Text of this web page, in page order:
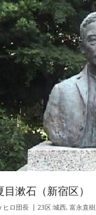
目漱石（新宿区）
ヒロ団長 23区:城西, 富永直樹